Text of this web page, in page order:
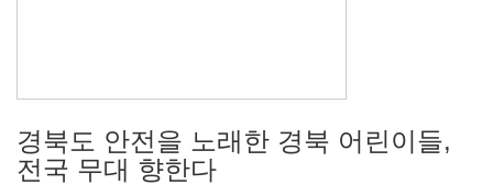
경북도 안전을 노래한 경북 어린이들,
전국 무대 향한다